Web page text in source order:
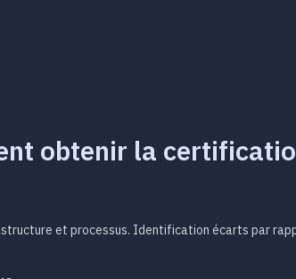
obtenir la
et processus. Identification écarts par